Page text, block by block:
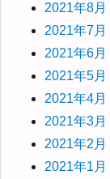
2021年8月
2021年7月
2021年6月
2021年5月
2021年4月
2021年3月
2021年2月
2021年1月